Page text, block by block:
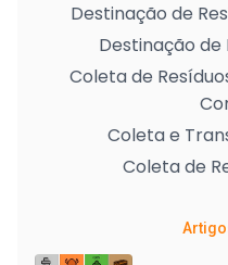
Destinação de
Destinação de
Coleta de
Coleta e
Coleta de